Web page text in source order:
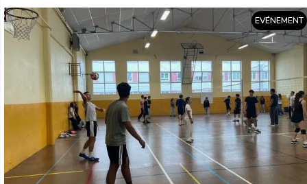
EVÉNEMENT